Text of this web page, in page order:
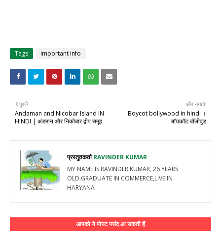
Tags important info
और नया
Boycot bollywood in hindi ।
बॉयकॉट बॉलीवुड
पुराने
Andaman and Nicobar Island IN
HINDI | अंडमान और निकोबार द्वीप समूह
प्रस्तुतकर्ताRAVINDER KUMAR
MY NAME IS RAVINDER KUMAR, 26 YEARS
OLD.GRADUATE IN COMMERCE,LIVE IN
HARYANA
आपको ये पोस्ट पसंद आ सकती हैं